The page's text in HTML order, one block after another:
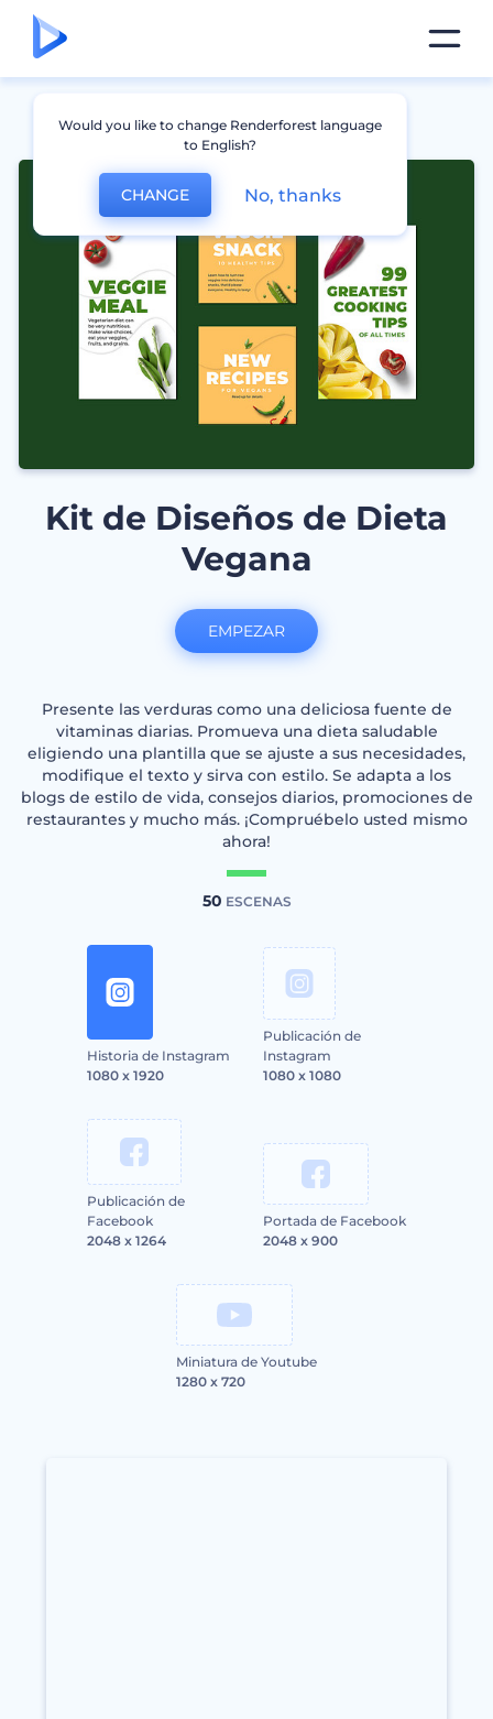
Kit de Diseños de Dieta
Vegana
Presente las verduras como una deliciosa fuente de
vitaminas diarias. Promueva una dieta saludable
eligiendo una plantilla que se ajuste a sus necesidades,
modifique el texto y sirva con estilo. Se adapta a los
blogs de estilo de vida, consejos diarios, promociones de
restaurantes y mucho más. ¡Compruébelo usted mismo
ahora!
50 ESCENAS
Historia de Instagram
1080 x 1920
Publicación de
Instagram
1080 x 1080
Publicación de
Facebook
2048 x 1264
Portada de Facebook
2048 x 900
Miniatura de Youtube
1280 x 720
EMPEZAR
Would you like to change Renderforest language
to English?
CHANGE No, thanks